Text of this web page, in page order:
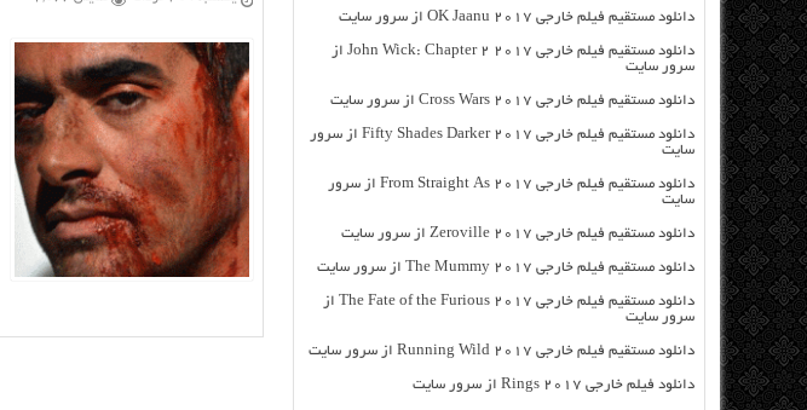
دانلود مستقیم فیلم خارجی OK Jaanu 2017 از سرور سایت
دانلود مستقیم فیلم خارجی John Wick: Chapter 2 2017 از
سرور سایت
دانلود مستقیم فیلم خارجی Cross Wars 2017 از سرور سایت
دانلود مستقیم فیلم خارجی Fifty Shades Darker 2017 از سرور
سایت
دانلود مستقیم فیلم خارجی From Straight As 2017 از سرور
سایت
دانلود مستقیم فیلم خارجی Zeroville 2017 از سرور سایت
دانلود مستقیم فیلم خارجی The Mummy 2017 از سرور سایت
دانلود مستقیم فیلم خارجی The Fate of the Furious 2017 از
سرور سایت
دانلود مستقیم فیلم خارجی Running Wild 2017 از سرور سایت
دانلود فیلم خارجی Rings 2017 از سرور سایت